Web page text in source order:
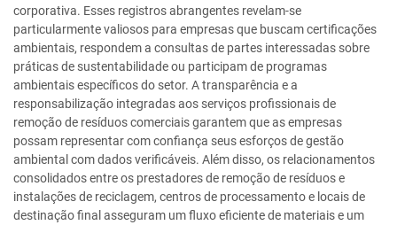
corporativa. Esses registros abrangentes revelam-se
particularmente valiosos para empresas que buscam certificações
ambientais, respondem a consultas de partes interessadas sobre
práticas de sustentabilidade ou participam de programas
ambientais específicos do setor. A transparência e a
responsabilização integradas aos serviços profissionais de
remoção de resíduos comerciais garantem que as empresas
possam representar com confiança seus esforços de gestão
ambiental com dados verificáveis. Além disso, os relacionamentos
consolidados entre os prestadores de remoção de resíduos e
instalações de reciclagem, centros de processamento e locais de
destinação final asseguram um fluxo eficiente de materiais e um